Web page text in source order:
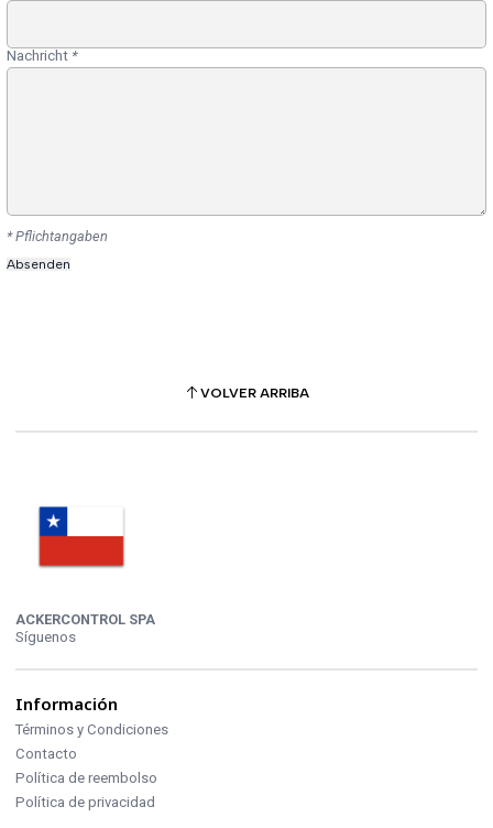
Nachricht *
* Pflichtangaben
VOLVER ARRIBA
ACKERCONTROL SPA
Síguenos
Información
Términos y Condiciones
Contacto
Política de reembolso
Política de privacidad